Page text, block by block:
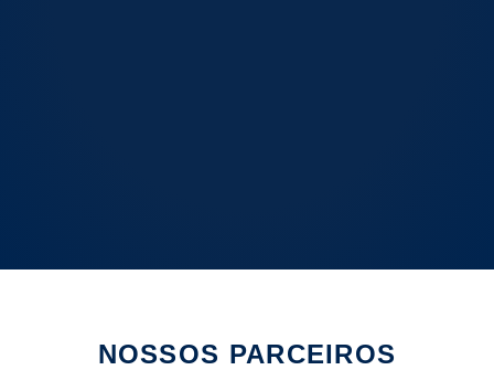
NOSSOS PARCEIROS